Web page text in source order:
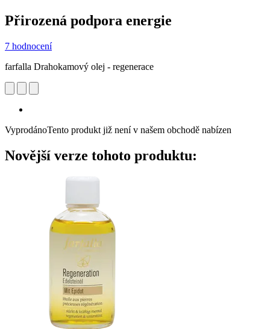
Přirozená podpora energie
7 hodnocení
farfalla Drahokamový olej - regenerace
VyprodánoTento produkt již není v našem obchodě nabízen
Novější verze tohoto produktu: